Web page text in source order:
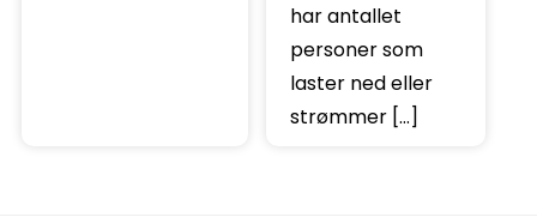
har antallet
personer som
laster ned eller
strømmer […]